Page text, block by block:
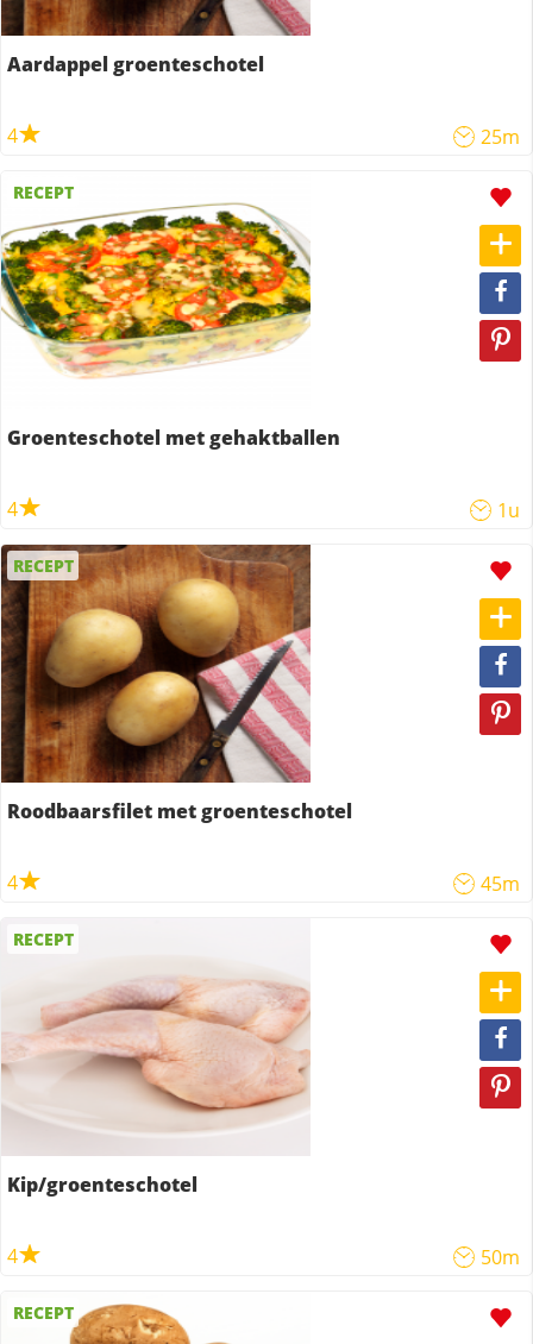
Aardappel groenteschotel
4 25m
RECEPT
Groenteschotel met gehaktballen
4 1u
RECEPT
Roodbaarsfilet met groenteschotel
4 45m
RECEPT
Kip/groenteschotel
4 50m
RECEPT